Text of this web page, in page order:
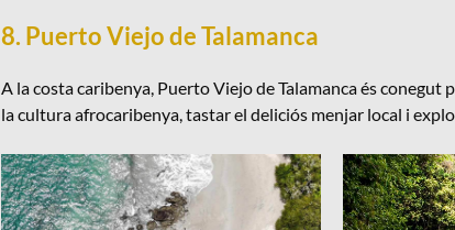
8. Puerto Viejo de Talamanca
A la costa caribenya, Puerto Viejo de Talamanca és
la cultura afrocaribenya, tastar el deliciós menjar local i
Viatge Costa Rica Viatge